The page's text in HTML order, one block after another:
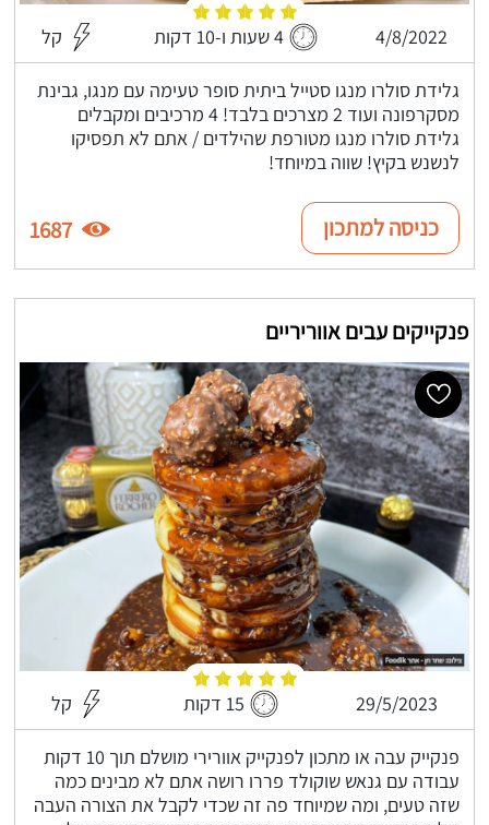
4/8/2022 4 שעות ו-10 דקות קל
גלידת סולרו מנגו סטייל ביתית סופר טעימה עם מנגו, גבינת
מסקרפונה ועוד 2 מצרכים בלבד! 4 מרכיבים ומקבלים
גלידת סולרו מנגו מטורפת שהילדים / אתם לא תפסיקו
לנשנש בקיץ! שווה במיוחד!
כניסה למתכון 1687
פנקייקים עבים אווריריים
29/5/2023 15 דקות קל
פנקייק עבה או מתכון לפנקייק אוורירי מושלם תוך 10 דקות
עבודה עם גנאש שוקולד פררו רושה אתם לא מבינים כמה
שזה טעים, ומה שמיוחד פה זה שכדי לקבל את הצורה העבה